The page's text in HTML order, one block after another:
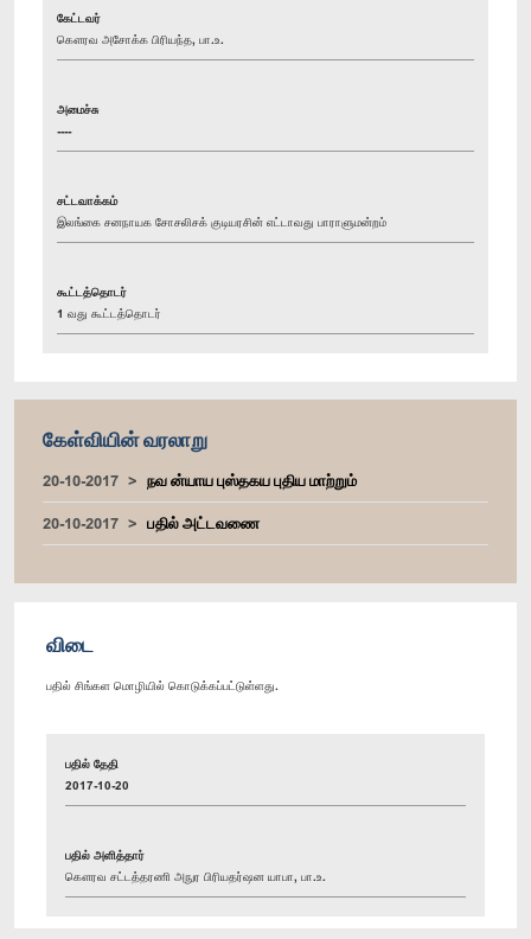
கேட்டவர்
கௌரவ அசோக்க பிரியந்த, பா.உ.
அமைச்சு
----
சட்டவாக்கம்
இலங்கை சனநாயக சோசலிசக் குடியரசின் எட்டாவது பாராளுமன்றம்
கூட்டத்தொடர்
1 வது கூட்டத்தொடர்
கேள்வியின் வரலாறு
20-10-2017
நவ ன்யாய புஸ்தகய புதிய மாற்றும்
20-10-2017
பதில் அட்டவணை
விடை
பதில் சிங்கள மொழியில் கொடுக்கப்பட்டுள்ளது.
பதில் தேதி
2017-10-20
பதில் அளித்தார்
கௌரவ சட்டத்தரணி அநுர பிரியதர்ஷன யாபா, பா.உ.